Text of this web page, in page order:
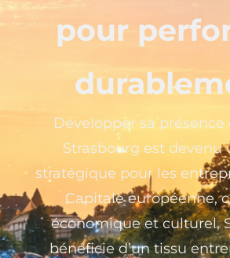
pour
Développer sa présence
Strasbourg est devenu
stratégique pour les
Capitale européenne,
économique et culturel,
bénéficie d’un tissu